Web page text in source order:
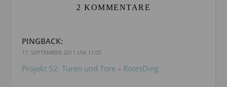
2 KOMMENTARE
PINGBACK:
17. SEPTEMBER 2011 UM 11:05
Projekt 52: Türen und Tore « RotesDing